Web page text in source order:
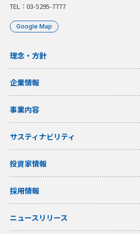
TEL：03-5295-7777
Google Map
理念・方針
企業情報
事業内容
サスティナビリティ
投資家情報
採用情報
ニュースリリース